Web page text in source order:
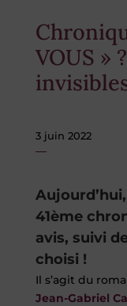
VOUS »
3 juin 2022
41ème
avis, suivi
choisi !
Il s’agit du
Jean-Gabriel